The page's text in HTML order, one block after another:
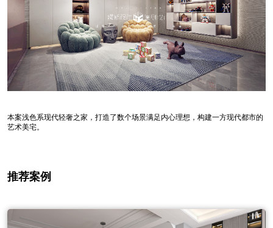
本案浅色系现代轻奢之家，打造了数个场景满足内心理想，构建一方现代都市的
艺术美宅。
推荐案例